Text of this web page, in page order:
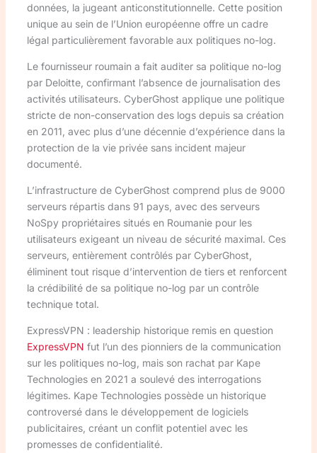
données, la jugeant anticonstitutionnelle. Cette position
unique au sein de l’Union européenne offre un cadre
légal particulièrement favorable aux politiques no-log.
Le fournisseur roumain a fait auditer sa politique no-log
par Deloitte, confirmant l’absence de journalisation des
activités utilisateurs. CyberGhost applique une politique
stricte de non-conservation des logs depuis sa création
en 2011, avec plus d’une décennie d’expérience dans la
protection de la vie privée sans incident majeur
documenté.
L’infrastructure de CyberGhost comprend plus de 9000
serveurs répartis dans 91 pays, avec des serveurs
NoSpy propriétaires situés en Roumanie pour les
utilisateurs exigeant un niveau de sécurité maximal. Ces
serveurs, entièrement contrôlés par CyberGhost,
éliminent tout risque d’intervention de tiers et renforcent
la crédibilité de sa politique no-log par un contrôle
technique total.
ExpressVPN : leadership historique remis en question
ExpressVPN fut l’un des pionniers de la communication
sur les politiques no-log, mais son rachat par Kape
Technologies en 2021 a soulevé des interrogations
légitimes. Kape Technologies possède un historique
controversé dans le développement de logiciels
publicitaires, créant un conflit potentiel avec les
promesses de confidentialité.